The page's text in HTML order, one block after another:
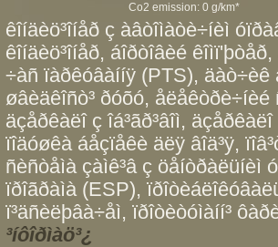
Co2 emission: 0 g/km*
êîíäèö³îíåð ç àâòîìàòè÷íèì
êîíäèö³îíåð, áîðòîâèé
÷àñ ïàðêóâàííÿ (PTS),
øâèäêîñò³ ðóõó,
äçåðêàëî ç îá³ãð³âîì,
ïîäóøêà áåçïåêè äëÿ âîä³ÿ,
ñèñòåìà çàìê³â ç öåíòðàëüíèì
ïðîãðàìà (ESP),
ï³äñèëþâà÷åì, ïðîòèòóìàíí³
³íôîðìàö³¿